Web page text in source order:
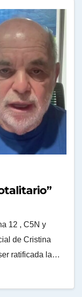
12 , C5N y
de Cristina
ratificada la…